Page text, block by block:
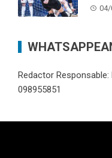
04/
Redactor
098955851